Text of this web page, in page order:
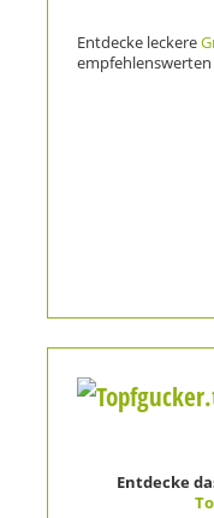
Entdecke leckere
empfehlenswerten
Entdecke